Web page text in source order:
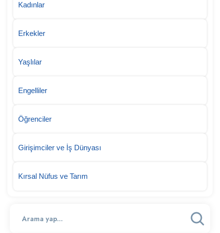
Kadınlar
Erkekler
Yaşlılar
Engelliler
Öğrenciler
Girişimciler ve İş Dünyası
Kırsal Nüfus ve Tarım